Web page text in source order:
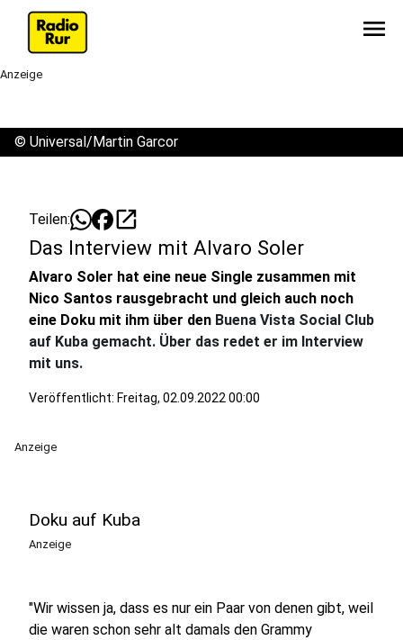
menu
Anzeige
© Universal/Martin Garcor
Teilen: open_in_new
Das Interview mit Alvaro Soler
Alvaro Soler hat eine neue Single zusammen mit
Nico Santos rausgebracht und gleich auch noch
eine Doku mit ihm über den Buena Vista Social Club
auf Kuba gemacht. Über das redet er im Interview
mit uns.
Veröffentlicht: Freitag, 02.09.2022 00:00
Anzeige
Doku auf Kuba
Anzeige
"Wir wissen ja, dass es nur ein Paar von denen gibt, weil
die waren schon sehr alt damals den Grammy